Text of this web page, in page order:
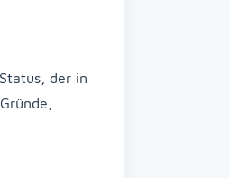
der in